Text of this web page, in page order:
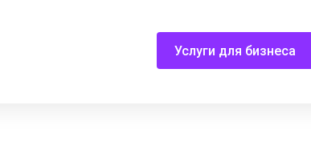
Услуги для бизнеса